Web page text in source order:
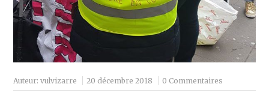
Auteur:vulvizarre 20 décembre 2018 0 Commentaires